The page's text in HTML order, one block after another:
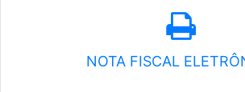
NOTA FISCAL